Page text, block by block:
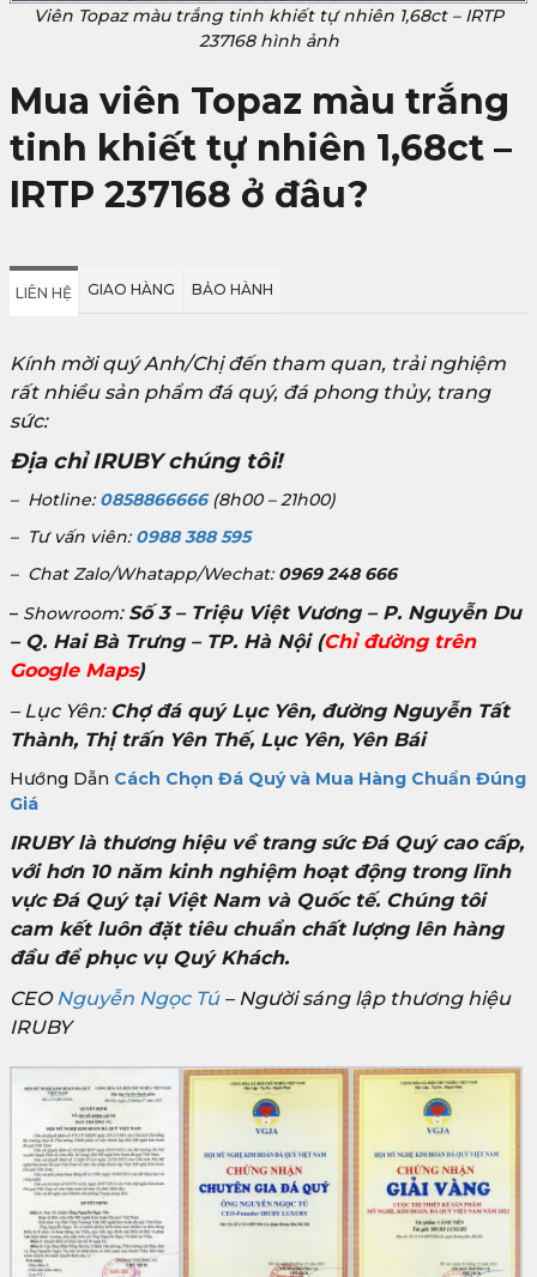
Viên Topaz màu trắng tinh khiết tự nhiên 1,68ct – IRTP
237168 hình ảnh
Mua viên Topaz màu trắng
tinh khiết tự nhiên 1,68ct –
IRTP 237168 ở đâu?
LIÊN HỆ GIAO HÀNG BẢO HÀNH
Kính mời quý Anh/Chị đến tham quan, trải nghiệm
rất nhiều sản phẩm đá quý, đá phong thủy, trang
sức:
Địa chỉ IRUBY chúng tôi!
– Hotline: 0858866666(8h00 – 21h00)
– Tư vấn viên: 0988 388 595
– Chat Zalo/Whatapp/Wechat: 0969 248 666
– Showroom: Số 3 – Triệu Việt Vương – P. Nguyễn Du
– Q. Hai Bà Trưng – TP. Hà Nội(Chỉ đường trên
Google Maps)
– Lục Yên: Chợ đá quý Lục Yên, đường Nguyễn Tất
Thành, Thị trấn Yên Thế, Lục Yên, Yên Bái
Hướng Dẫn Cách Chọn Đá Quý và Mua Hàng Chuẩn Đúng
Giá
IRUBY là thương hiệu về trang sức Đá Quý cao cấp,
với hơn 10 năm kinh nghiệm hoạt động trong lĩnh
vực Đá Quý tại Việt Nam và Quốc tế. Chúng tôi
cam kết luôn đặt tiêu chuẩn chất lượng lên hàng
đầu để phục vụ Quý Khách.
CEONguyễn Ngọc Tú– Người sáng lập thương hiệu
IRUBY